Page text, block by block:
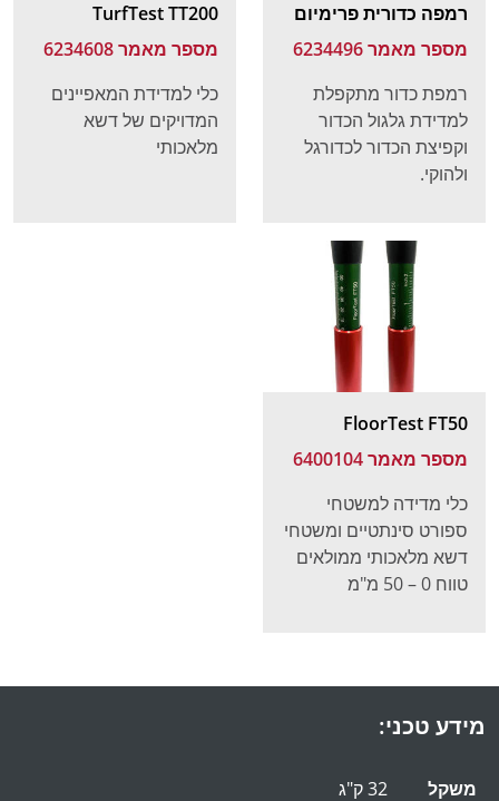
רמפה כדורית פרימיום
מספר מאמר 6234496
רמפת כדור מתקפלת
למדידת גלגול הכדור
וקפיצת הכדור לכדורגל
ולהוקי.
TurfTest TT200
מספר מאמר 6234608
כלי למדידת המאפיינים
המדויקים של דשא
מלאכותי
FloorTest FT50
מספר מאמר 6400104
כלי מדידה למשטחי
ספורט סינתטיים ומשטחי
דשא מלאכותי ממולאים
טווח 0 – 50 מ"מ
מידע טכני:
משקל 32 ק"ג